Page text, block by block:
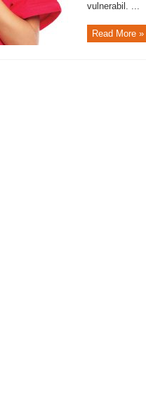
vulnerabil. ...
Read More »